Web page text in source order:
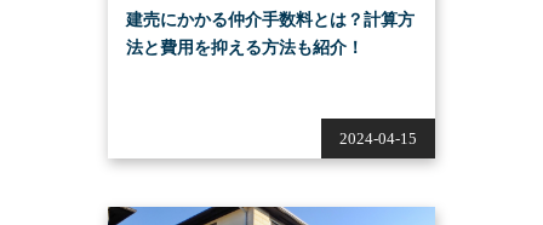
2024-04-15
建売にかかる仲介手数料とは？計算方
法と費用を抑える方法も紹介！